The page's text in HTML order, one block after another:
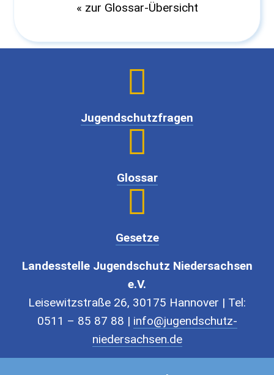
« zur Glossar-Übersicht

Jugendschutzfragen

Glossar

Gesetze
Landesstelle Jugendschutz Niedersachsen
e.V.
Leisewitzstraße 26, 30175 Hannover | Tel:
0511 – 85 87 88 | info@jugendschutz-
niedersachsen.de